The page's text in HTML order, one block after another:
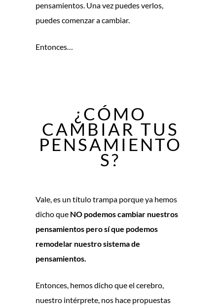
pensamientos. Una vez puedes verlos,
puedes comenzar a cambiar.
Entonces…
¿CÓMO
CAMBIAR TUS
PENSAMIENTO
S?
Vale, es un título trampa porque ya hemos
dicho que NO podemos cambiar nuestros
pensamientos pero sí que podemos
remodelar nuestro sistema de
pensamientos.
Entonces, hemos dicho que el cerebro,
nuestro intérprete, nos hace propuestas